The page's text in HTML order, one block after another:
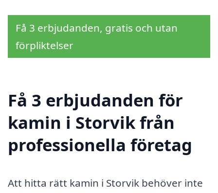
Få 3 erbjudanden, gratis och utan
förpliktelser
Få 3 erbjudanden för
kamin i Storvik från
professionella företag
Att hitta rätt kamin i Storvik behöver inte